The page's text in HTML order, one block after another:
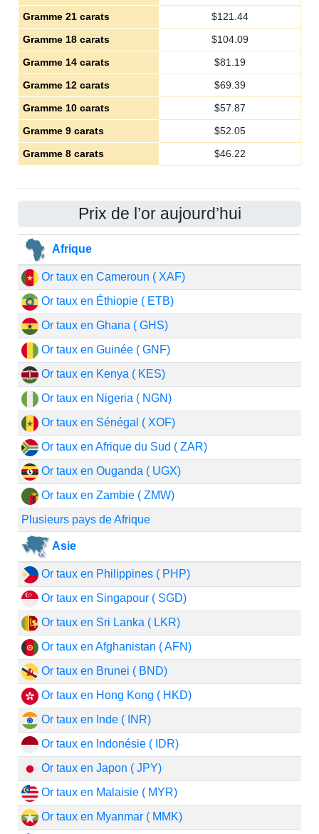
Gramme 21 carats
$121.44
Gramme 18 carats
$104.09
Gramme 14 carats
$81.19
Gramme 12 carats
$69.39
Gramme 10 carats
$57.87
Gramme 9 carats
$52.05
Gramme 8 carats
$46.22
Prix de l’or aujourd’hui
Afrique
Or taux en Cameroun ( XAF)
Or taux en Éthiopie ( ETB)
Or taux en Ghana ( GHS)
Or taux en Guinée ( GNF)
Or taux en Kenya ( KES)
Or taux en Nigeria ( NGN)
Or taux en Sénégal ( XOF)
Or taux en Afrique du Sud ( ZAR)
Or taux en Ouganda ( UGX)
Or taux en Zambie ( ZMW)
Plusieurs pays de Afrique
Asie
Or taux en Philippines ( PHP)
Or taux en Singapour ( SGD)
Or taux en Sri Lanka ( LKR)
Or taux en Afghanistan ( AFN)
Or taux en Brunei ( BND)
Or taux en Hong Kong ( HKD)
Or taux en Inde ( INR)
Or taux en Indonésie ( IDR)
Or taux en Japon ( JPY)
Or taux en Malaisie ( MYR)
Or taux en Myanmar ( MMK)